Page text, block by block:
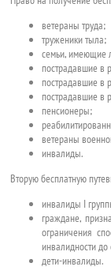
ветераны труда;
труженики тыла;
семьи, имеющие
пострадавшие в
пострадавшие в
пострадавшие в
пенсионеры;
ветераны
инвалиды.
Вторую бесплатную
инвалиды I
граждане,
ограничения
инвалидности
дети-инвалиды.